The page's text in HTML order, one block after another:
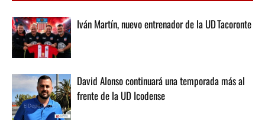
Iván Martín, nuevo entrenador de la UD Tacoronte
David Alonso continuará una temporada más al
frente de la UD Icodense